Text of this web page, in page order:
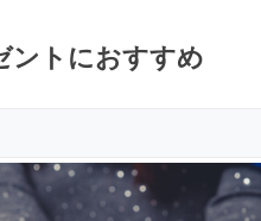
ントにおすすめ